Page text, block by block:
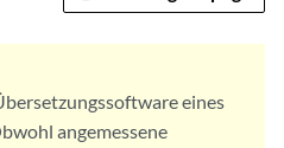
eines
angemessene